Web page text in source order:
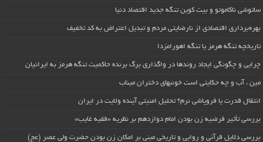
ساتوشی ناکاموتو و بیت کوین تنگه جدید اقتصاد دنیا
بهره‌برداری اقتصادی از نارضایتی مردم و تبدیل اعتراض به کد تخفیف
تاریخچه تنگه هرمز یا تنگه اهورامزدا
چرایی و چگونگی ایجاد روندها در واگذاری برگ برنده حاکمیت تنگه هرمز به ایرانیان
مین ، آب و چه حکایتی است خونبهای دختران میناب
انتقال قدرت یا فروپاشی نرم؟ تحلیل امنیتی آینده ولایت در ایران
بررسی تأثیر فرضیه زن بودن امام دوازدهم بر نظریه «فقیه غایب»
بررسی دلایل قرآنی و روایی و تاریخی مبنی بر امکان زن بودن حضرت ولی عصر (عج)